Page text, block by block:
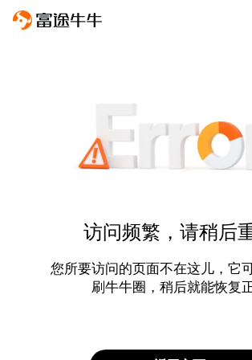
访问频繁，请稍后
您所要访问的页面不在这儿，它
刷牛牛圈，稍后就能恢复